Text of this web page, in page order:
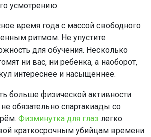
усмотрению.
время года с массой свободного
ритмом. Не упустите
для обучения. Несколько
ни вас, ни ребенка, а наоборот,
интереснее и насыщеннее.
больше физической активности.
обязательно спартакиады со
Физминутка для глаз легко
краткосрочным убийцам времени.